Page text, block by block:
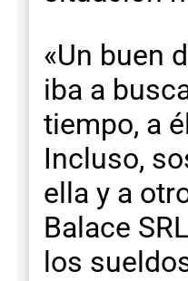
«Un buen
iba a
tiempo, a
Incluso,
ella y a
Balace
los